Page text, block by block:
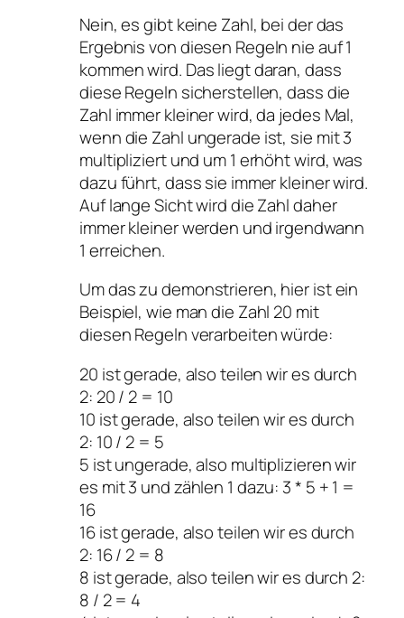
Nein, es gibt keine Zahl, bei der das
Ergebnis von diesen Regeln nie auf 1
kommen wird. Das liegt daran, dass
diese Regeln sicherstellen, dass die
Zahl immer kleiner wird, da jedes Mal,
wenn die Zahl ungerade ist, sie mit 3
multipliziert und um 1 erhöht wird, was
dazu führt, dass sie immer kleiner wird.
Auf lange Sicht wird die Zahl daher
immer kleiner werden und irgendwann
1 erreichen.
Um das zu demonstrieren, hier ist ein
Beispiel, wie man die Zahl 20 mit
diesen Regeln verarbeiten würde:
20 ist gerade, also teilen wir es durch
2: 20 / 2 = 10
10 ist gerade, also teilen wir es durch
2: 10 / 2 = 5
5 ist ungerade, also multiplizieren wir
es mit 3 und zählen 1 dazu: 3 * 5 + 1 =
16
16 ist gerade, also teilen wir es durch
2: 16 / 2 = 8
8 ist gerade, also teilen wir es durch 2:
8 / 2 = 4